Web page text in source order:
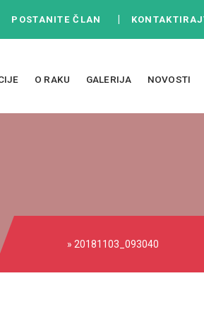
POSTANITE ČLAN
O RAKU GALERIJA NOVOSTI
» 20181103_093040